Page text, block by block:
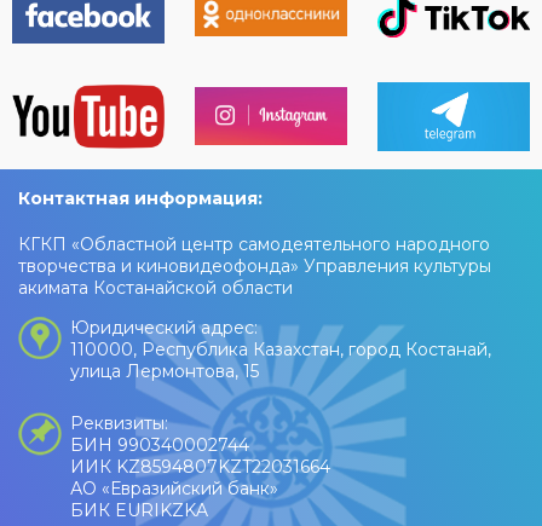
Контактная информация:
КГКП «Областной центр самодеятельного народного
творчества и киновидеофонда» Управления культуры
акимата Костанайской области
Юридический адрес:
110000, Республика Казахстан, город Костанай,
улица Лермонтова, 15
Реквизиты:
БИН 990340002744
ИИК KZ8594807KZT22031664
АО «Евразийский банк»
БИК EURIKZKA